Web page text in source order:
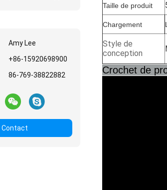
Amy Lee
+86-15920698900
86-769-38822882
Contact
Taille de produit
Chargement
Style de
conception
Crochet de